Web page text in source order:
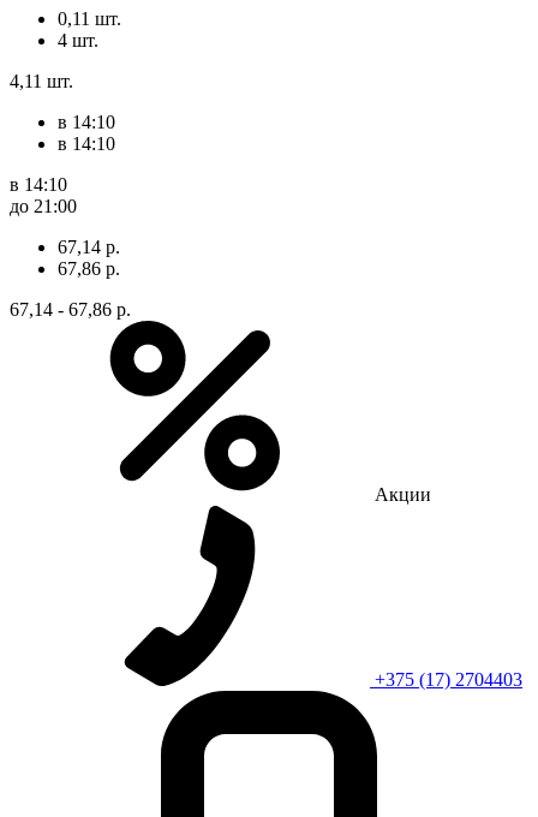
0,11 шт.
4 шт.
4,11 шт.
в 14:10
в 14:10
в 14:10
до 21:00
67,14 р.
67,86 р.
67,14 - 67,86 р.
Акции
+375 (17) 2704403